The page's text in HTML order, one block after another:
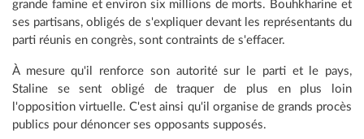
grande famine et environ six millions de morts. Bouhkharine et
ses partisans, obligés de s'expliquer devant les représentants du
parti réunis en congrès, sont contraints de s'effacer.
À mesure qu'il renforce son autorité sur le parti et le pays,
Staline se sent obligé de traquer de plus en plus loin
l'opposition virtuelle. C'est ainsi qu'il organise de grands procès
publics pour dénoncer ses opposants supposés.